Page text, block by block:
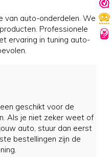
van auto-onderdelen. We
Professionele
ervaring in tuning auto-
geschikt voor de
Als je niet zeker weet of
auto, stuur dan eerst
bestellingen zijn de